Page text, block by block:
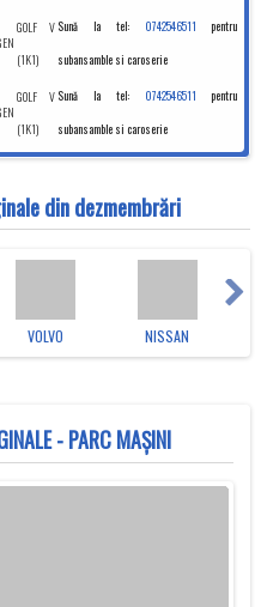
GOLF V
(1K1)
Sună la tel: 0742546511 pentru
subansamble si caroserie
GOLF V
(1K1)
Sună la tel: 0742546511 pentru
subansamble si caroserie
din dezmembrări
VOLVO NISSAN
- PARC MAȘINI